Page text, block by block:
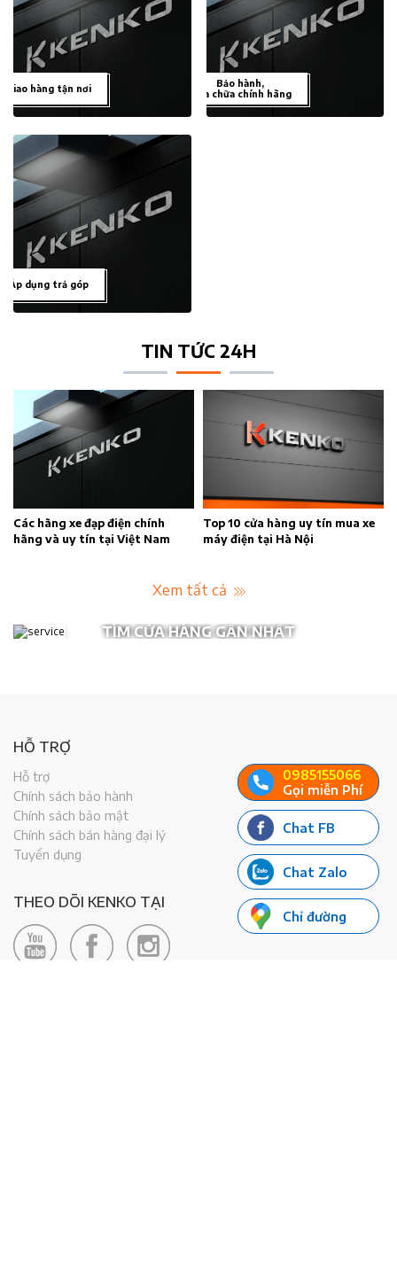
Giao hàng tận nơi
Bảo hành,
sửa chữa chính hãng
Áp dụng trả góp
TIN TỨC 24H
Các hãng xe đạp điện chính
hãng và uy tín tại Việt Nam
Top 10 cửa hàng uy tín mua xe
máy điện tại Hà Nội
Xem tất cả
TÌM CỬA HÀNG GẦN NHẤT
0985155066
Gọi miễn Phí
Chat FB
Chat Zalo
Chỉ đường
HỖ TRỢ
Hỗ trợ
Chính sách bảo hành
Chính sách bảo mật
Chính sách bán hàng đại lý
Tuyển dụng
THEO DÕI KENKO TẠI